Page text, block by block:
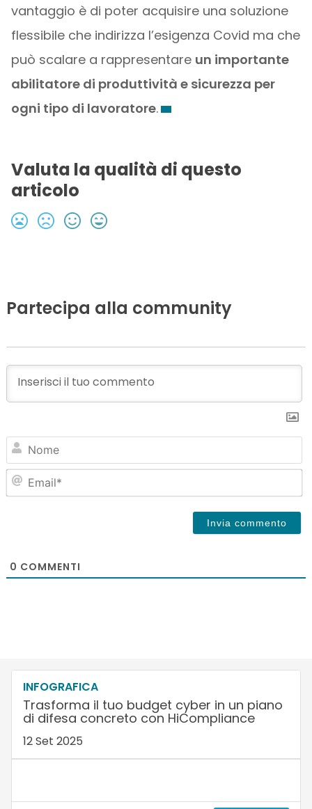
vantaggio è di poter acquisire una soluzione
flessibile che indirizza l’esigenza Covid ma che
può scalare a rappresentare un importante
abilitatore di produttività e sicurezza per
ogni tipo di lavoratore.
Valuta la qualità di questo
articolo
Partecipa alla community
0 COMMENTI
INFOGRAFICA
Trasforma il tuo budget cyber in un piano
di difesa concreto con HiCompliance
12 Set 2025